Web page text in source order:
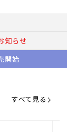
知らせ
開始
すべて見る